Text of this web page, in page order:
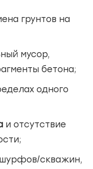
грунтов на
мусор,
бетона;
одного
и отсутствие
шурфов/скважин,